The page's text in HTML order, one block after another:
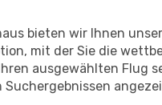
bieten wir Ihnen
mit der Sie die
ausgewählten Flug
Suchergebnissen